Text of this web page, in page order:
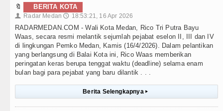
🔖 BERITA KOTA
👤 Radar Medan 🕔 18:53:21, 16 Apr 2026
RADARMEDAN.COM - Wali Kota Medan, Rico Tri Putra Bayu
Waas, secara resmi melantik sejumlah pejabat eselon II, III dan IV
di lingkungan Pemko Medan, Kamis (16/4/2026). Dalam pelantikan
yang berlangsung di Balai Kota ini, Rico Waas memberikan
peringatan keras berupa tenggat waktu (deadline) selama enam
bulan bagi para pejabat yang baru dilantik . . .
Berita Selengkapnya ▸